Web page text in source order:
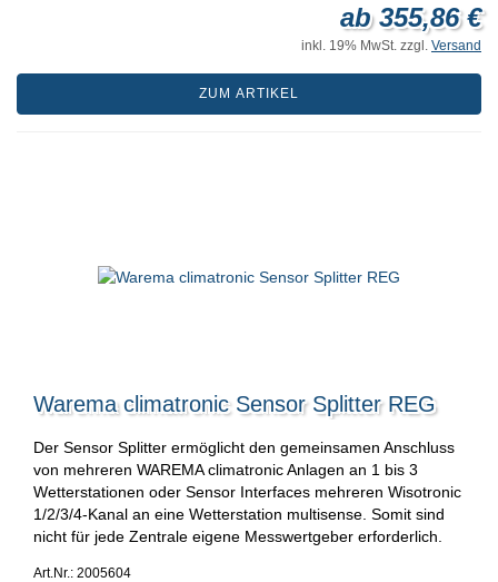
ab 355,86 €
inkl. 19% MwSt. zzgl. Versand
ZUM ARTIKEL
Warema climatronic Sensor Splitter REG
Der Sensor Splitter ermöglicht den gemeinsamen Anschluss
von mehreren WAREMA climatronic Anlagen an 1 bis 3
Wetterstationen oder Sensor Interfaces mehreren Wisotronic
1/2/3/4-Kanal an eine Wetterstation multisense. Somit sind
nicht für jede Zentrale eigene Messwertgeber erforderlich.
Art.Nr.: 2005604